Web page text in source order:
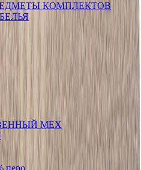
КОМПЛЕКТОВ
МЕХ